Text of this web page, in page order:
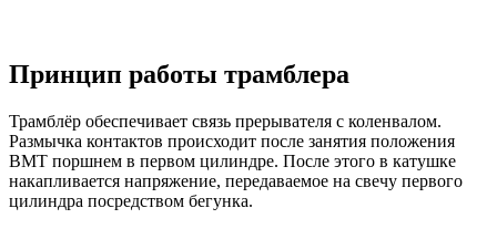
Принцип работы трамблера
Трамблёр обеспечивает связь прерывателя с коленвалом.
Размычка контактов происходит после занятия положения
ВМТ поршнем в первом цилиндре. После этого в катушке
накапливается напряжение, передаваемое на свечу первого
цилиндра посредством бегунка.